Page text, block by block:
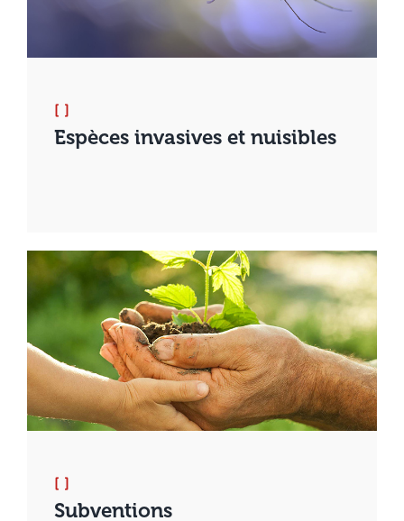
[ ]
Espèces invasives et nuisibles
[ ]
Subventions